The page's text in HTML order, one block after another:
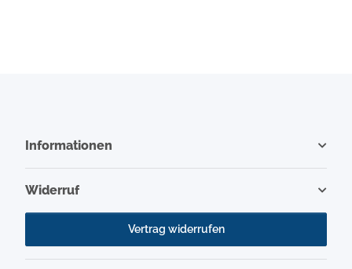
Informationen
Widerruf
Vertrag widerrufen